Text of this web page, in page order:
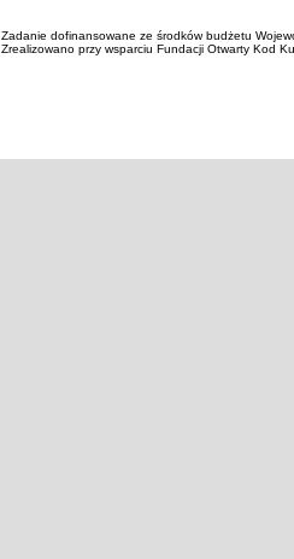
Zadanie dofinansowane ze środków budżetu
Zrealizowano przy wsparciu Fundacji Otwarty Kod